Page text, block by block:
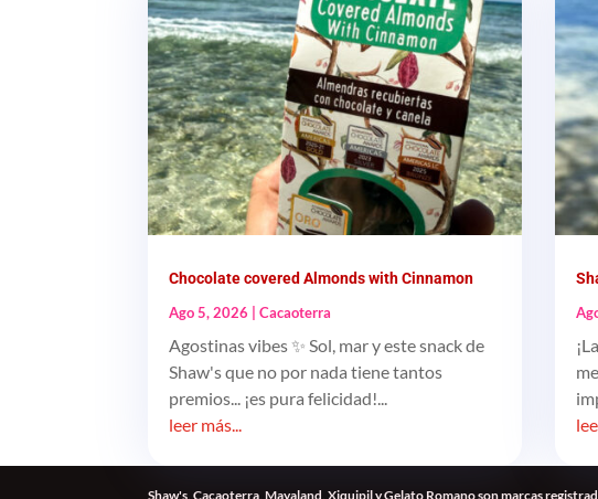
Chocolate covered Almonds with Cinnamon
Ago 5, 2026 |Cacaoterra
Agostinas vibes ✨ Sol, mar y este snack de
Shaw's que no por nada tiene tantos
premios... ¡es pura felicidad!...
leer más...
Shaw's, Cacaoterra, Mayaland, Xiquipil y Gelato Romano son marcas